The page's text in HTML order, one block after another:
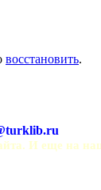
восстановить.
И еще на